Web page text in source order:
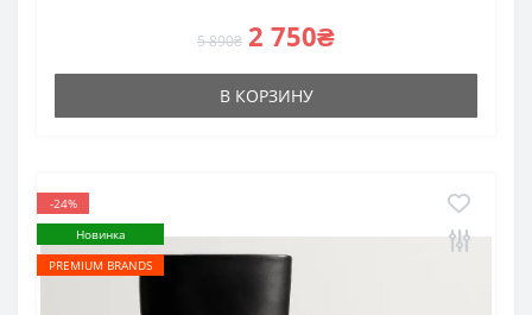
5 890₴ 2 750₴
В КОРЗИНУ
-24%
Новинка
PREMIUM BRANDS